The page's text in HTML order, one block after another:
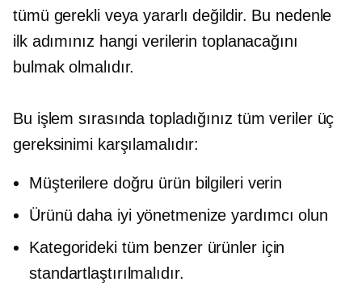
tümü gerekli veya yararlı değildir. Bu nedenle
ilk adımınız hangi verilerin toplanacağını
bulmak olmalıdır.
Bu işlem sırasında topladığınız tüm veriler üç
gereksinimi karşılamalıdır:
Müşterilere doğru ürün bilgileri verin
Ürünü daha iyi yönetmenize yardımcı olun
Kategorideki tüm benzer ürünler için
standartlaştırılmalıdır.